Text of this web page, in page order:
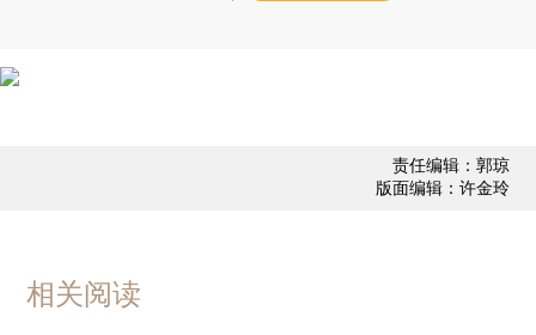
责任编辑：郭琼
版面编辑：许金玲
相关阅读